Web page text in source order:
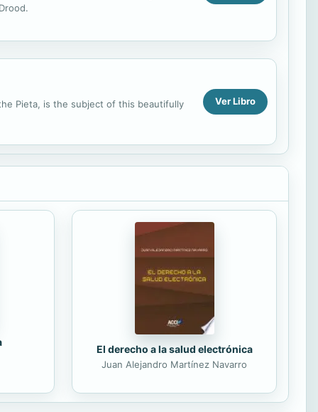
Pieta, is the subject of this beautifully Ver Libro
El derecho a la salud electrónica
Juan Alejandro Martínez Navarro